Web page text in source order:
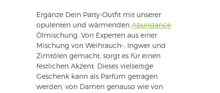
Ergänze Dein Party-Outfit mit unserer
opulenten und wärmenden Abundance
Ölmischung. Von Experten aus einer
Mischung von Weihrauch-, Ingwer und
Zimtölen gemacht, sorgt es für einen
festlichen Akzent. Dieses vielseitige
Geschenk kann als Parfüm getragen
werden, von Damen genauso wie von